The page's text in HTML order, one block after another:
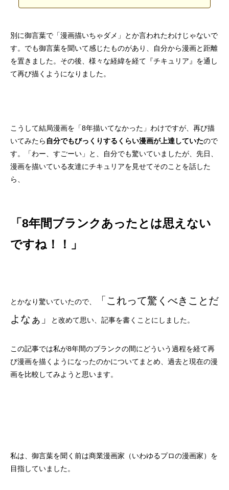
2026.06.21 2026.06.10
4コマ漫画「趣味の合う仲間」 4コマ漫画「乾パン
2026.06.06 2026.06.03
クリスマスイラスト2025 クリスマスイラスト
古木「命の話」
2022.12.04
古木「汗に溶けた飴
2019.10.21
2026.02.17 2024.05.29
【ボイコミ】CONQUEST 第一部「暗流」 CONQUEST 第一
『イビトの乾パン』書籍を出版しまし
2026.06.21
『CONQUEST』
2024.10.23
別に御言葉で「漫画描いちゃダメ」とか言われたわけじゃないで
す。でも御言葉を聞いて感じたものがあり、自分から漫画と距離
を置きました。その後、様々な経緯を経て『チキュリア』を通し
て再び描くようになりました。
こうして結局漫画を「8年描いてなかった」わけですが、再び描
いてみたら 自分でもびっくりするくらい漫画が上達していたので
す。「わー、すごーい」と、自分でも驚いていましたが、先日、
漫画を描いている友達にチキュリアを見せてそのことを話した
ら、
「8年間ブランクあったとは思えない
ですね！！」
とかなり驚いていたので、
「これって驚くべきことだ
よなぁ」
と改めて思い、記事を書くことにしました。
この記事では私が8年間のブランクの間にどういう過程を経て再
び漫画を描くようになったのかについてまとめ、過去と現在の漫
画を比較してみようと思います。
私は、御言葉を聞く前は商業漫画家（いわゆるプロの漫画家）を
目指していました。